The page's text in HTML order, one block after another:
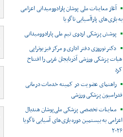
آغاز معاینات ملی پوشان پارادوومیدانی اعزامی
به بازی‌های پاراآسیایی ناگویا
پوشش پزشکی اردوی تیم ملی پارادوومیدانی
دکتر نوروزی دفتر اداری و مرکز فیزیوتراپی
هیات پزشکی ورزشی آذربایجان غربی را افتتاح
کرد
راهنمای عضویت در کمیته خدمات درمانی
فدراسیون پزشکی ورزشی
معاینات تخصصی پزشکی ملی‌پوشان هندبال
اعزامی به بیستمین دوره بازی‌های آسیایی ناگویا
۲۰۲۶